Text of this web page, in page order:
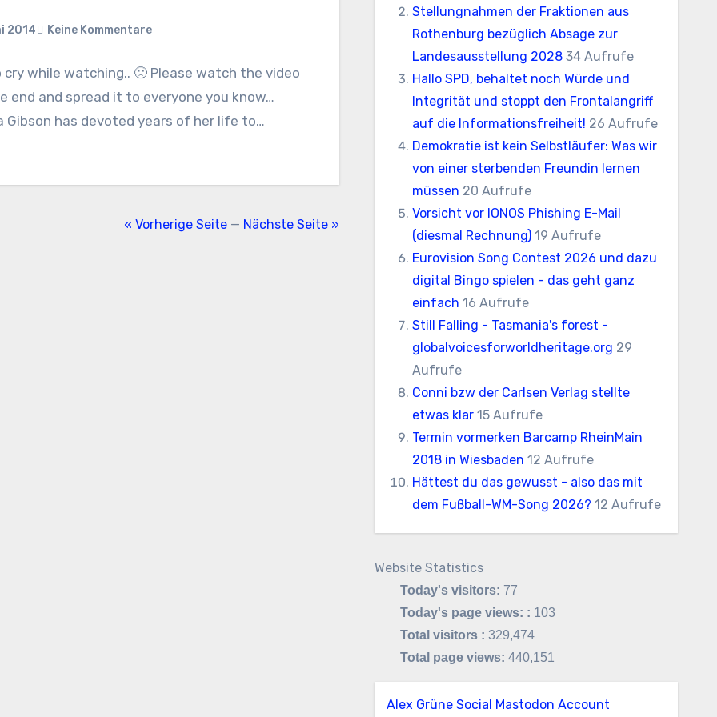
2014 Keine Kommentare
cry while watching.. 🙁 Please watch the video
end and spread it to everyone you know…
Gibson has devoted years of her life to…
« Vorherige Seite— Nächste Seite »
Stellungnahmen der Fraktionen aus
Rothenburg bezüglich Absage zur
Landesausstellung 2028 34 Aufrufe
Hallo SPD, behaltet noch Würde und
Integrität und stoppt den Frontalangriff
auf die Informationsfreiheit! 26 Aufrufe
Demokratie ist kein Selbstläufer: Was wir
von einer sterbenden Freundin lernen
müssen 20 Aufrufe
Vorsicht vor IONOS Phishing E-Mail
(diesmal Rechnung) 19 Aufrufe
Eurovision Song Contest 2026 und dazu
digital Bingo spielen - das geht ganz
einfach 16 Aufrufe
Still Falling - Tasmania's forest -
globalvoicesforworldheritage.org 29
Aufrufe
Conni bzw der Carlsen Verlag stellte
etwas klar 15 Aufrufe
Termin vormerken Barcamp RheinMain
2018 in Wiesbaden 12 Aufrufe
Hättest du das gewusst - also das mit
dem Fußball-WM-Song 2026? 12 Aufrufe
Website Statistics
Today's visitors: 77
Today's page views: : 103
Total visitors : 329,474
Total page views: 440,151
Alex Grüne Social Mastodon Account